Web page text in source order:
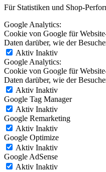
Für Statistiken und Shop-
Google Analytics:
Cookie von Google für
Daten darüber, wie der
Aktiv Inaktiv
Google Analytics:
Cookie von Google für
Daten darüber, wie der
Aktiv Inaktiv
Google Tag Manager
Aktiv Inaktiv
Google Remarketing
Aktiv Inaktiv
Google Optimize
Aktiv Inaktiv
Google AdSense
Aktiv Inaktiv